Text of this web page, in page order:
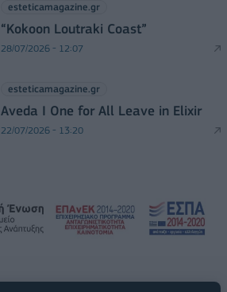
esteticamagazine.gr
“Kokoon Loutraki Coast”
28/07/2026 - 12:07
esteticamagazine.gr
Aveda I One for All Leave in Elixir
22/07/2026 - 13:20